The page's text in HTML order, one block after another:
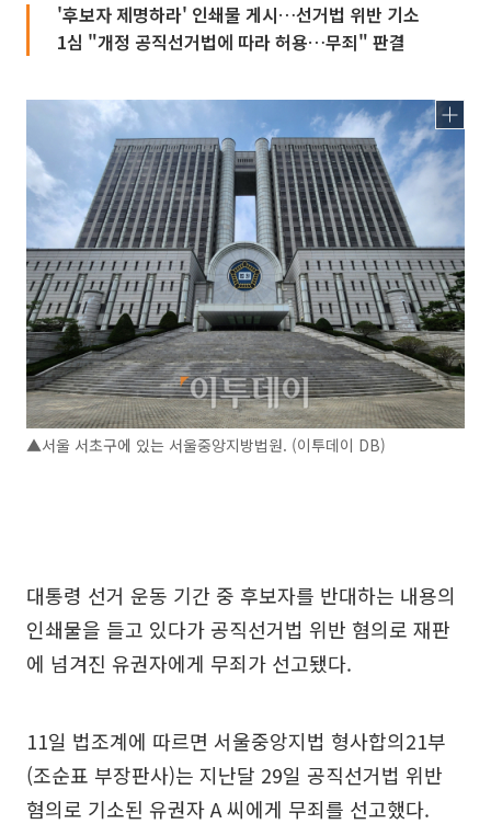
'후보자 제명하라' 인쇄물 게시…선거법 위반 기소
1심 "개정 공직선거법에 따라 허용…무죄" 판결
▲서울 서초구에 있는 서울중앙지방법원. (이투데이 DB)
대통령 선거 운동 기간 중 후보자를 반대하는 내용의
인쇄물을 들고 있다가 공직선거법 위반 혐의로 재판
에 넘겨진 유권자에게 무죄가 선고됐다.
11일 법조계에 따르면 서울중앙지법 형사합의21부
(조순표 부장판사)는 지난달 29일 공직선거법 위반
혐의로 기소된 유권자 A 씨에게 무죄를 선고했다.